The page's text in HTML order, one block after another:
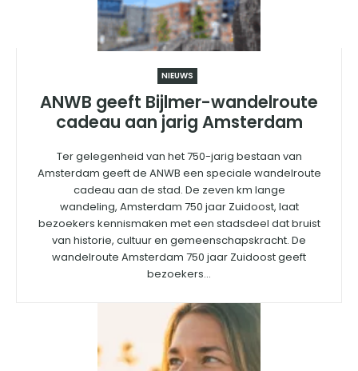
NIEUWS
ANWB geeft Bijlmer-wandelroute
cadeau aan jarig Amsterdam
Ter gelegenheid van het 750-jarig bestaan van
Amsterdam geeft de ANWB een speciale wandelroute
cadeau aan de stad. De zeven km lange
wandeling, Amsterdam 750 jaar Zuidoost, laat
bezoekers kennismaken met een stadsdeel dat bruist
van historie, cultuur en gemeenschapskracht. De
wandelroute Amsterdam 750 jaar Zuidoost geeft
bezoekers...